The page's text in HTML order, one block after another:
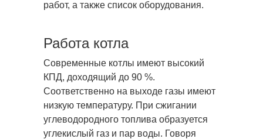
работ, а также список оборудования.
Работа котла
Современные котлы имеют высокий
КПД, доходящий до 90 %.
Соответственно на выходе газы имеют
низкую температуру. При сжигании
углеводородного топлива образуется
углекислый газ и пар воды. Говоря